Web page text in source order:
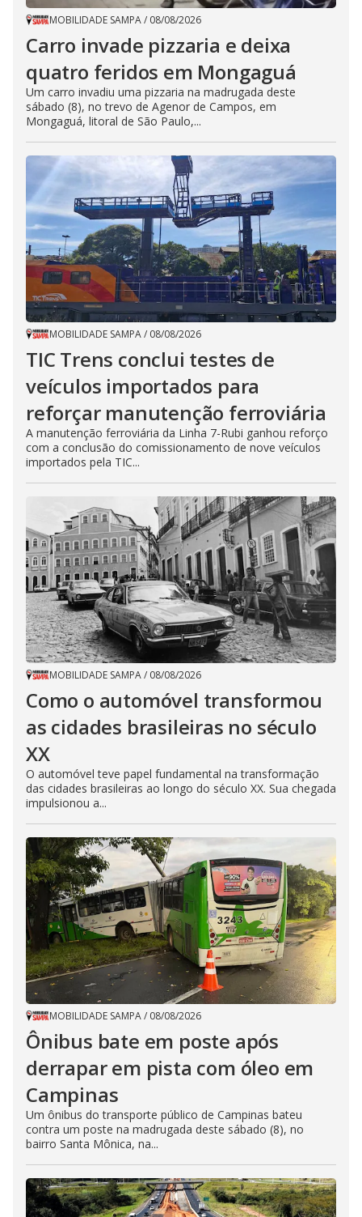
MOBILIDADE SAMPA/ 08/08/2026
Carro invade pizzaria e deixa
quatro feridos em Mongaguá
Um carro invadiu uma pizzaria na madrugada deste
sábado (8), no trevo de Agenor de Campos, em
Mongaguá, litoral de São Paulo,...
MOBILIDADE SAMPA/ 08/08/2026
TIC Trens conclui testes de
veículos importados para
reforçar manutenção ferroviária
A manutenção ferroviária da Linha 7-Rubi ganhou reforço
com a conclusão do comissionamento de nove veículos
importados pela TIC...
MOBILIDADE SAMPA/ 08/08/2026
Como o automóvel transformou
as cidades brasileiras no século
XX
O automóvel teve papel fundamental na transformação
das cidades brasileiras ao longo do século XX. Sua chegada
impulsionou a...
MOBILIDADE SAMPA/ 08/08/2026
Ônibus bate em poste após
derrapar em pista com óleo em
Campinas
Um ônibus do transporte público de Campinas bateu
contra um poste na madrugada deste sábado (8), no
bairro Santa Mônica, na...